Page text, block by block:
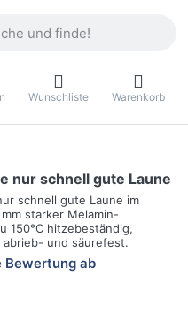
Wunschliste Warenkorb
nur schnell gute Laune
schnell gute Laune im
starker Melamin-
150°C hitzebeständig,
und säurefest.
Bewertung ab